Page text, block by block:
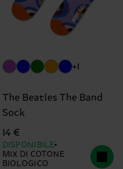
+1
The Beatles The Band
Sock
14 €
DISPONIBILE
MIX DI COTONE
BIOLOGICO